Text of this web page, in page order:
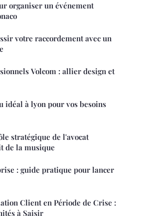
organiser un événement
votre raccordement avec un
Volcom : allier design et
idéal à lyon pour vos besoins
stratégique de l'avocat
de la musique
: guide pratique pour lancer
Client en Période de Crise :
à Saisir